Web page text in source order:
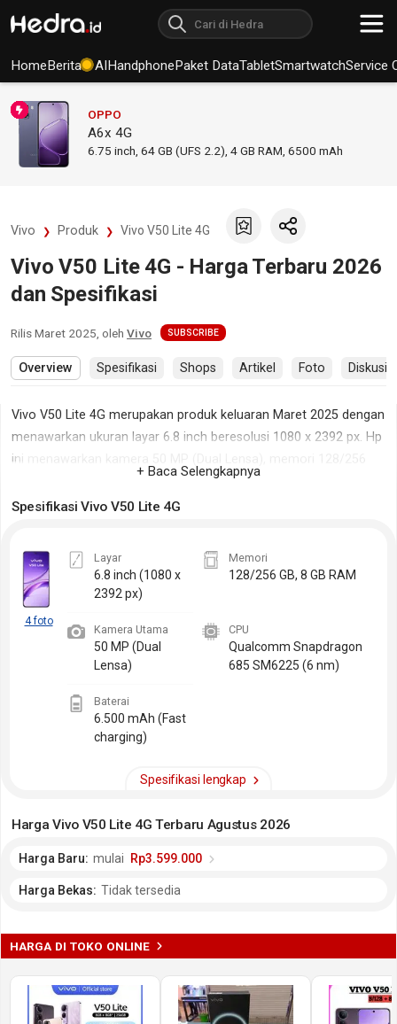
HomeBerita AIHandphonePaket DataTabletSmartwatchService
OPPO
A6x 4G
6.75 inch, 64 GB (UFS 2.2), 4 GB RAM 6500 mAh
Vivo Produk Vivo V50 Lite 4G
Vivo V50 Lite 4G - Harga Terbaru 2026
dan Spesifikasi
RilisMaret 2025 , oleh Vivo SUBSCRIBE
Overview Spesifikasi Shops Artikel Foto Diskusi
Vivo V50 Lite 4G merupakan produk keluaran Maret 2025 dengan
menawarkan ukuran layar 6.8 inch beresolusi 1080 x 2392 px. Hp
ini menawarkan kamera 50 MP (Dual Lensa), memori 128/256
GB, 8 GB RAM, dan baterai berkapasitas 6500 mAh.
Vivoini dapat dipelajari pada segmen Spesifikasi Vivo V50 Lite
4G. Kamu juga dapat membandingkan spesifikasi Vivo V50 Lite
4G dengan hp lain secara rinci melalui fasilitas
Perlu diperhatikan, harga Vivo V50 Lite 4G di
pada harga pasaran dan harga resmi Vivo V50 Lite 4G yang
memberikan
review Vivo V50 Lite 4G
mendaftar dulu. Untuk info produk Vivo lainnya cek segmen
+ Baca Selengkapnya
Spesifikasi Vivo V50 Lite 4G
4 foto
Layar
6.8 inch (1080 x
2392 px)
Memori
128/256 GB, 8 GB RAM
Kamera Utama
50 MP (Dual
Lensa)
CPU
Qualcomm Snapdragon
685 SM6225 (6 nm)
Baterai
6.500 mAh (Fast
charging)
Spesifikasi lengkap
Harga Vivo V50 Lite 4G Terbaru Agustus 2026
Harga Baru: mulai Rp3.599.000
Harga Bekas: Tidak tersedia
HARGA DI TOKO ONLINE